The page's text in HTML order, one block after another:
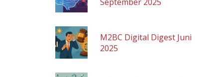
M2BC Digital Digest Juni
2025